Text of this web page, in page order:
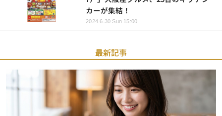
カーが集結！
2024.6.30 Sun 15:00
最新記事